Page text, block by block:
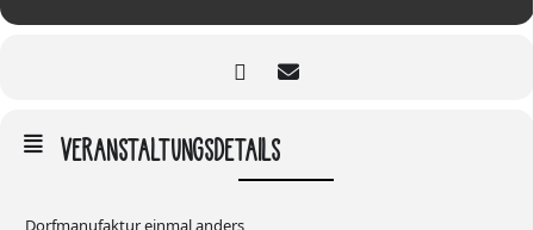
VERANSTALTUNGSDETAILS
Dorfmanufaktur einmal anders